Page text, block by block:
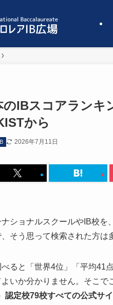
のIBスコアラン
から
2026年7月11日
ナショナルスクールやIB校
そう思って検索された方は
ると「世界4位」「平均41
いか分かりません。そこで
認定校79校すべての公式サ